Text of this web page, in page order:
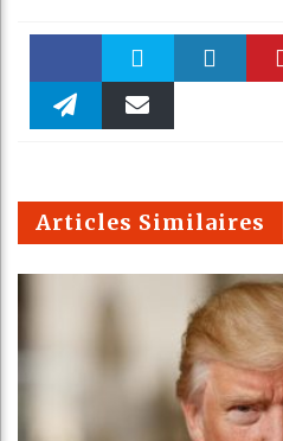
Faceboo Twitter
m
Articles Similaires